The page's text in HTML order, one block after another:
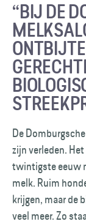
“BIJ DE
De
zijn verleden.
twintigste eeuw
melk. Ruim
krijgen, maar de
veel meer. Zo